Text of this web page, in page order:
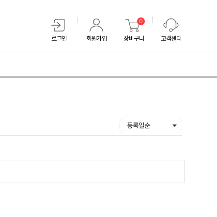
로그인 회원가입
0
장바구니 고객센터
등록일순